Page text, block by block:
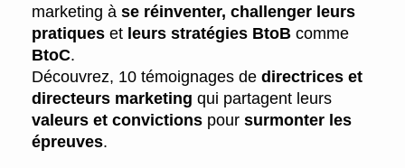
marketing à se réinventer, challenger leurs
pratiques et leurs stratégies BtoB comme
BtoC.
Découvrez, 10 témoignages de directrices et
directeurs marketing qui partagent leurs
valeurs et convictions pour surmonter les
épreuves.